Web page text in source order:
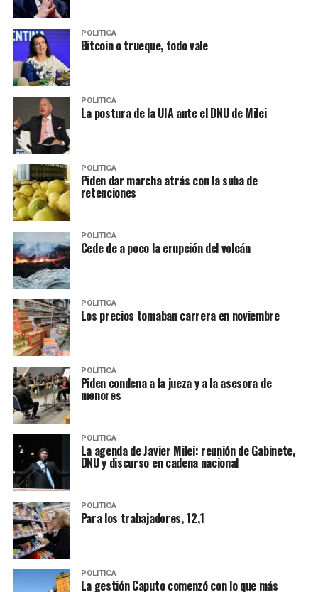
POLITICA
Bitcoin o trueque, todo vale
POLITICA
La postura de la UIA ante el DNU de Milei
POLITICA
Piden dar marcha atrás con la suba de
retenciones
POLITICA
Cede de a poco la erupción del volcán
POLITICA
Los precios tomaban carrera en noviembre
POLITICA
Piden condena a la jueza y a la asesora de
menores
POLITICA
La agenda de Javier Milei: reunión de Gabinete,
DNU y discurso en cadena nacional
POLITICA
Para los trabajadores, 12,1
POLITICA
La gestión Caputo comenzó con lo que más